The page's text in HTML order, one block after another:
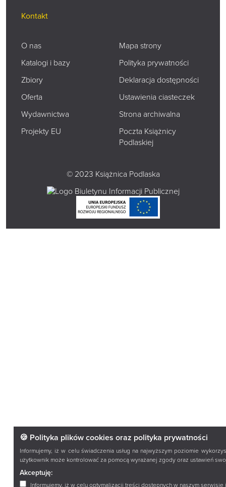
🍪 Polityka plików cookies oraz polityka prywatności
Informujemy, iż w celu świadczenia usług na najwyższym poziomie
użytkownik może kontrolować za pomocą wyrażanej zgody oraz ustawień
Akceptuję:
Informujemy, iż w celu optymalizacji treści dostępnych w naszym
Kontakt
O nas
Katalogi i bazy
Zbiory
Oferta
Wydawnictwa
Projekty EU
Mapa strony
Polityka prywatności
Deklaracja dostępności
Ustawienia ciasteczek
Strona archiwalna
Poczta Książnicy
Podlaskiej
© 2023 Książnica Podlaska